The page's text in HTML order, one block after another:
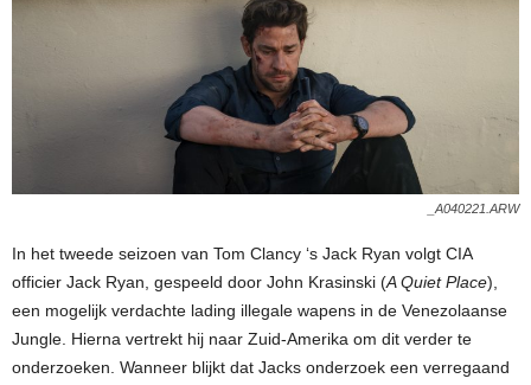
_A040221.ARW
In het tweede seizoen van Tom Clancy ‘s Jack Ryan volgt CIA
officier Jack Ryan, gespeeld door John Krasinski (A Quiet Place),
een mogelijk verdachte lading illegale wapens in de Venezolaanse
Jungle. Hierna vertrekt hij naar Zuid-Amerika om dit verder te
onderzoeken. Wanneer blijkt dat Jacks onderzoek een verregaand